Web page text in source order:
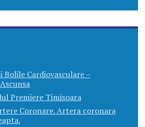
Bolile Cardiovasculare –
Premiere Timisoara
Coronare. Artera coronara